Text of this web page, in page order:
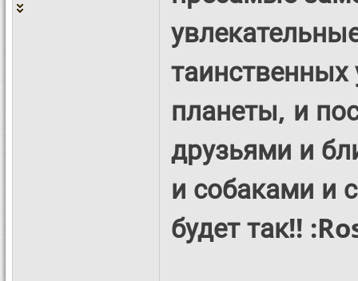
планеты, и
друзьями и
и собаками и
будет так!!